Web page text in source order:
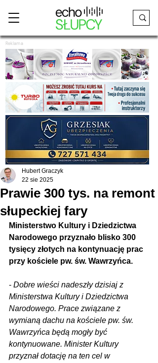
Reklama
Prawie 300 tys. na remont
słupeckiej fary
Hubert Graczyk
22 sie 2025
Ministerstwo Kultury i Dziedzictwa
Narodowego przyznało blisko 300
tysięcy złotych na kontynuację prac
przy kościele pw. św. Wawrzyńca.
- Dobre wieści nadeszły dzisiaj z
Ministerstwa Kultury i Dziedzictwa
Narodowego. Prace związane z
wymianą dachu na kościele pw. św.
Wawrzyńca będą mogły być
kontynuowane. Minister Kultury
przyznał dotację na ten cel w